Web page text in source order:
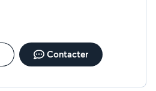
Contacter